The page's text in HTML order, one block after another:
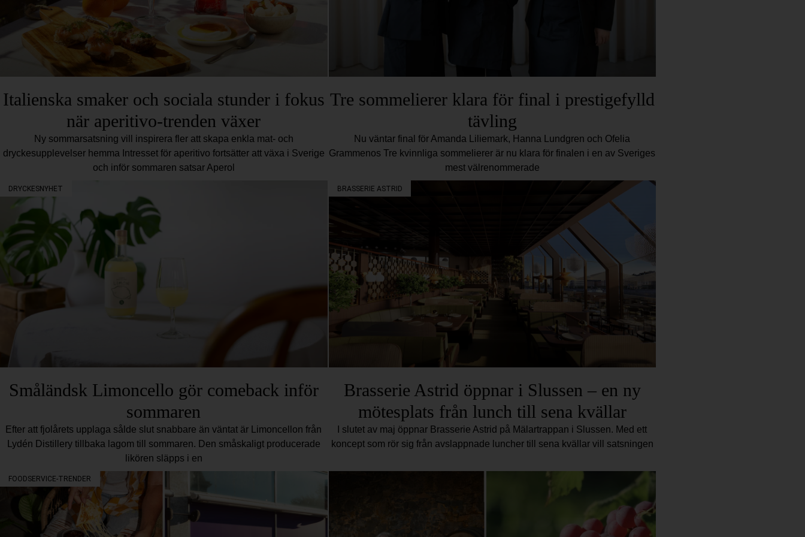
Italienska smaker och sociala stunder i fokus
när aperitivo-trenden växer
Ny sommarsatsning vill inspirera fler att skapa enkla mat- och
dryckesupplevelser hemma Intresset för aperitivo fortsätter att växa i Sverige
och inför sommaren satsar Aperol
Tre sommelierer klara för final i prestigefylld
tävling
Nu väntar final för Amanda Liliemark, Hanna Lundgren och Ofelia
Grammenos Tre kvinnliga sommelierer är nu klara för finalen i en av Sveriges
mest välrenommerade
DRYCKESNYHET
Småländsk Limoncello gör comeback inför
sommaren
Efter att fjolårets upplaga sålde slut snabbare än väntat är Limoncellon från
Lydén Distillery tillbaka lagom till sommaren. Den småskaligt producerade
likören släpps i en
BRASSERIE ASTRID
Brasserie Astrid öppnar i Slussen – en ny
mötesplats från lunch till sena kvällar
I slutet av maj öppnar Brasserie Astrid på Mälartrappan i Slussen. Med ett
koncept som rör sig från avslappnade luncher till sena kvällar vill satsningen
FOODSERVICE-TRENDER